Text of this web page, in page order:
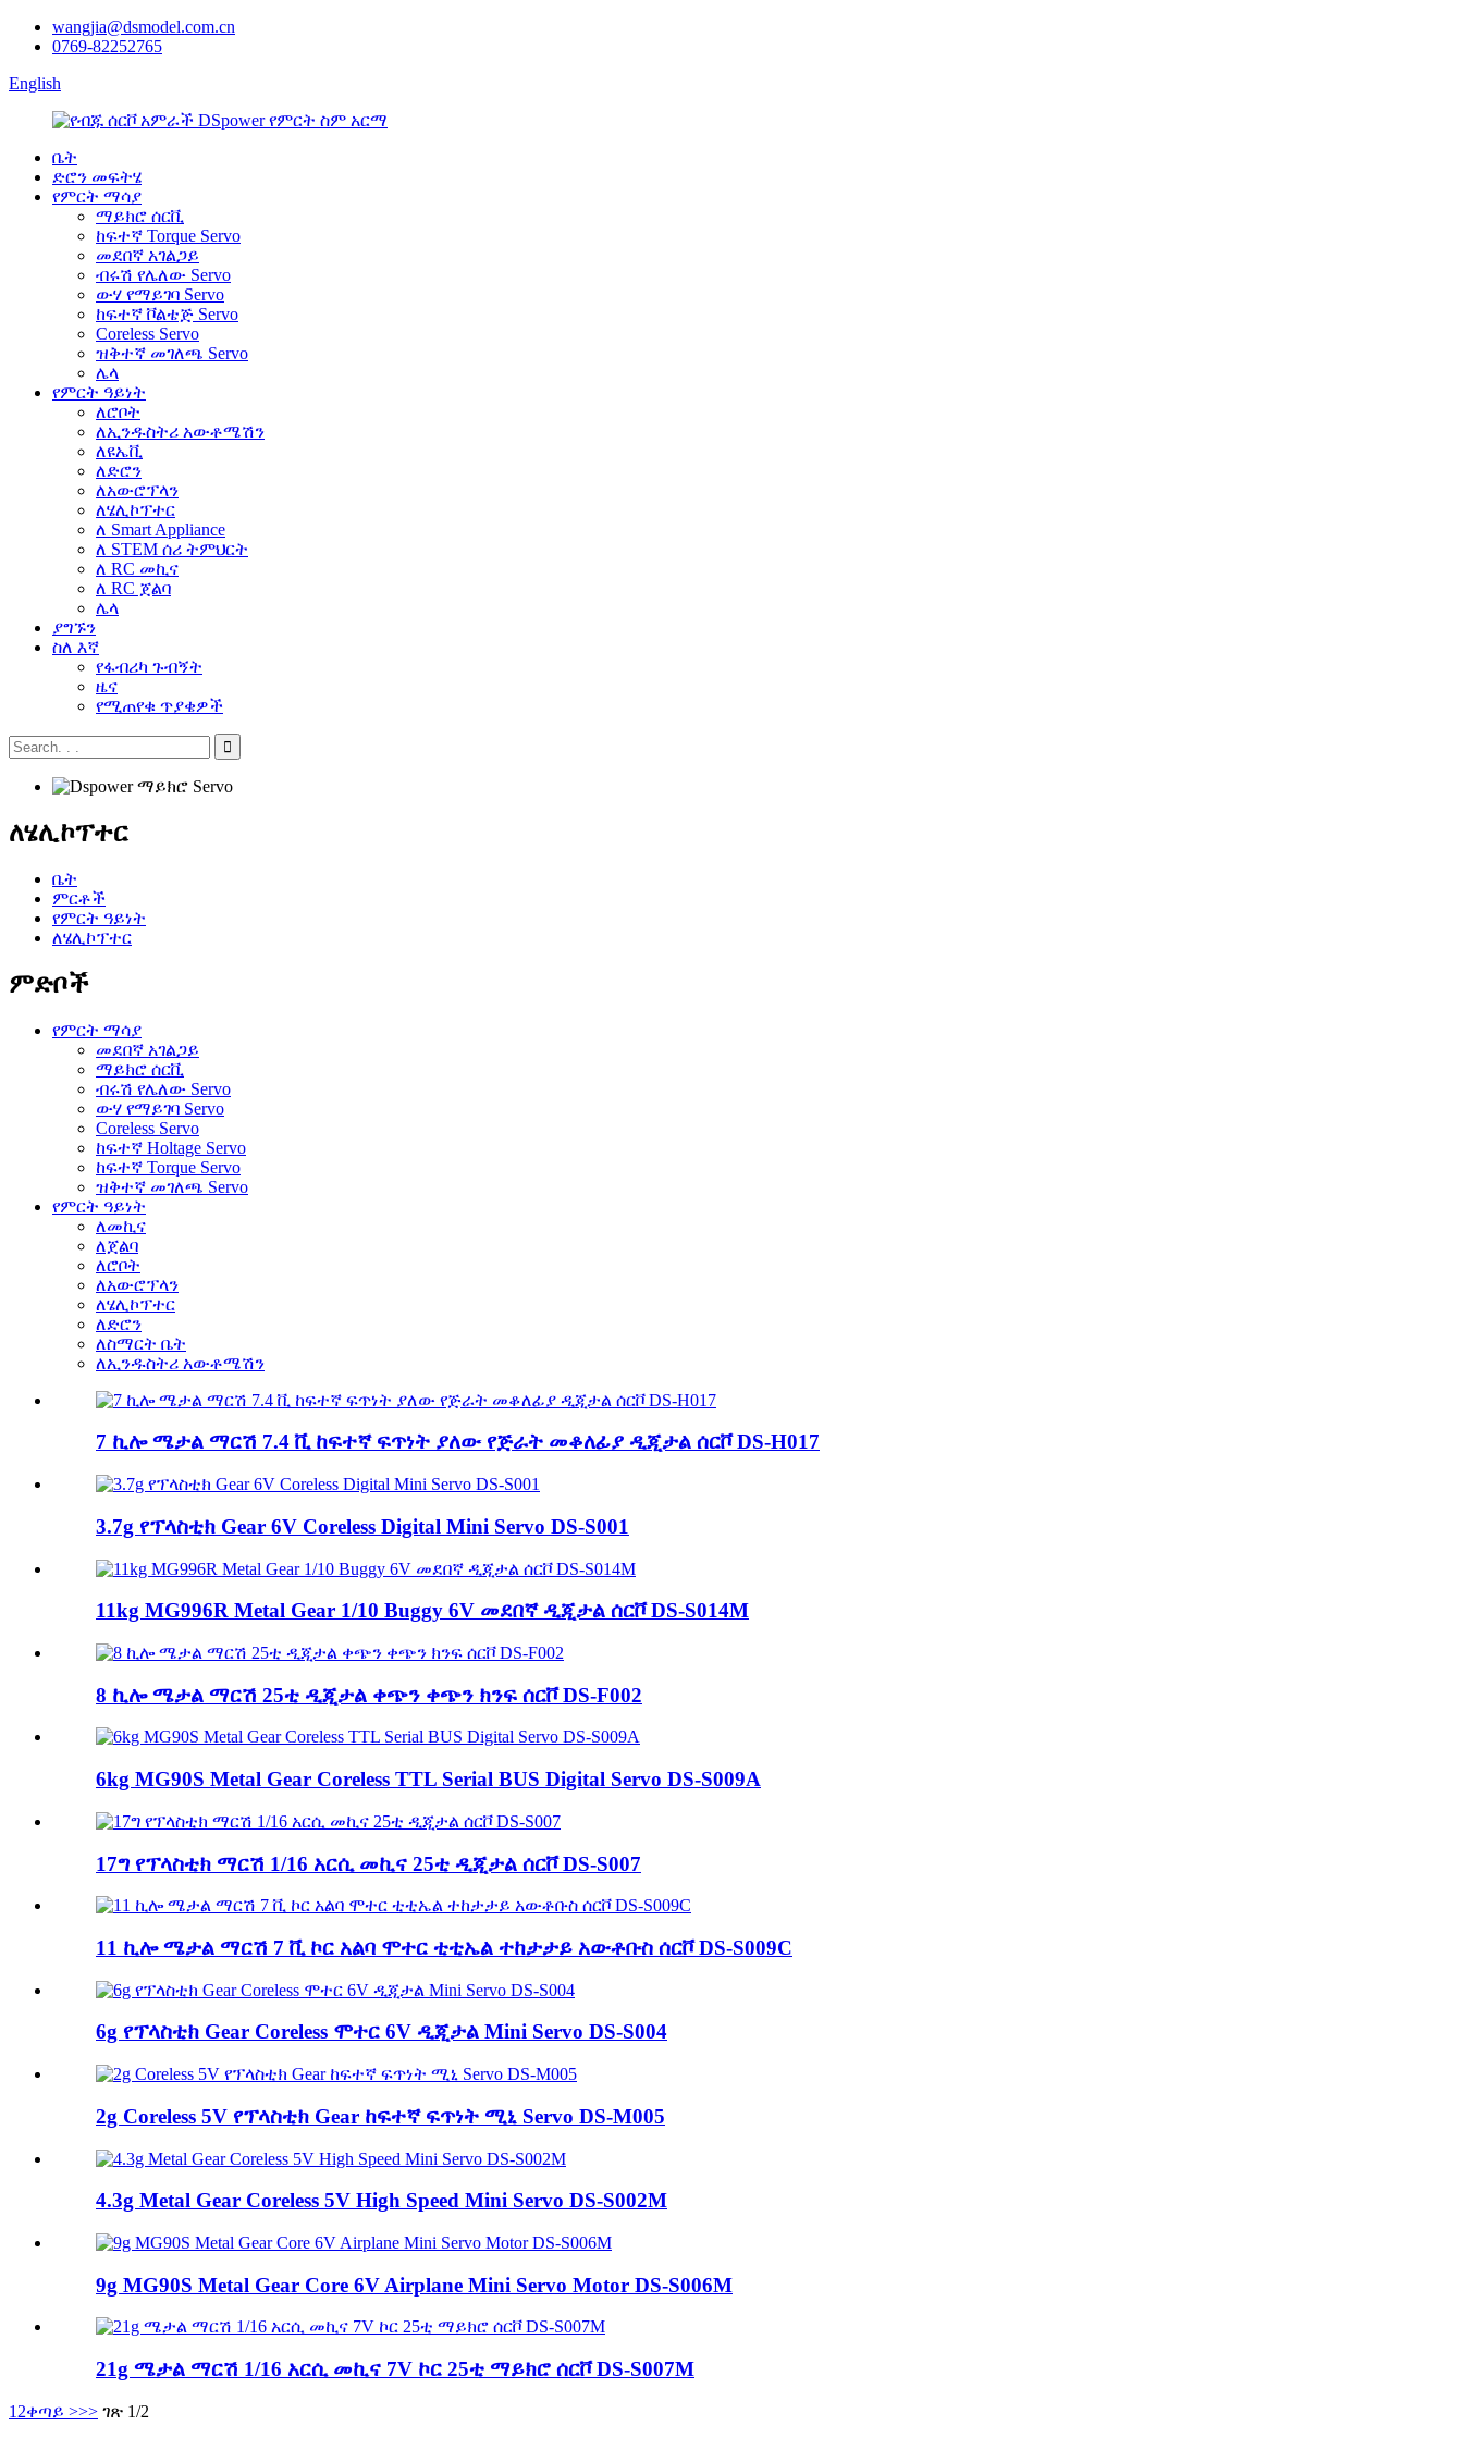
wangjia@dsmodel.com.cn
0769-82252765
English
ቤት
ድሮን መፍትሄ
የምርት ማሳያ
ማይክሮ ሰርቪ
ከፍተኛ Torque Servo
መደበኛ አገልጋይ
ብሩሽ የሌለው Servo
ውሃ የማይገባ Servo
ከፍተኛ ቮልቴጅ Servo
Coreless Servo
ዝቅተኛ መገለጫ Servo
ሌላ
የምርት ዓይነት
ለሮቦት
ለኢንዱስትሪ አውቶሜሽን
ለዩኤቪ
ለድሮን
ለአውሮፕላን
ለሄሊኮፕተር
ለ Smart Appliance
ለ STEM ሰሪ ትምህርት
ለ RC መኪና
ለ RC ጀልባ
ሌላ
ያግኙን
ስለ እኛ
የፋብሪካ ጉብኝት
ዜና
የሚጠየቁ ጥያቄዎች
ለሄሊኮፕተር
ቤት
ምርቶች
የምርት ዓይነት
ለሄሊኮፕተር
ምድቦች
የምርት ማሳያ
መደበኛ አገልጋይ
ማይክሮ ሰርቪ
ብሩሽ የሌለው Servo
ውሃ የማይገባ Servo
Coreless Servo
ከፍተኛ Holtage Servo
ከፍተኛ Torque Servo
ዝቅተኛ መገለጫ Servo
የምርት ዓይነት
ለመኪና
ለጀልባ
ለሮቦት
ለአውሮፕላን
ለሄሊኮፕተር
ለድሮን
ለስማርት ቤት
ለኢንዱስትሪ አውቶሜሽን
7 ኪሎ ሜታል ማርሽ 7.4 ቪ ከፍተኛ ፍጥነት ያለው የጅራት መቆለፊያ ዲጂታል ሰርቮ DS-H017
3.7g የፕላስቲክ Gear 6V Coreless Digital Mini Servo DS-S001
11kg MG996R Metal Gear 1/10 Buggy 6V መደበኛ ዲጂታል ሰርቮ DS-S014M
8 ኪሎ ሜታል ማርሽ 25ቲ ዲጂታል ቀጭን ቀጭን ክንፍ ሰርቮ DS-F002
6kg MG90S Metal Gear Coreless TTL Serial BUS Digital Servo DS-S009A
17ግ የፕላስቲክ ማርሽ 1/16 አርሲ መኪና 25ቲ ዲጂታል ሰርቮ DS-S007
11 ኪሎ ሜታል ማርሽ 7 ቪ ኮር አልባ ሞተር ቲቲኤል ተከታታይ አውቶቡስ ሰርቮ DS-S009C
6g የፕላስቲክ Gear Coreless ሞተር 6V ዲጂታል Mini Servo DS-S004
2g Coreless 5V የፕላስቲክ Gear ከፍተኛ ፍጥነት ሚኒ Servo DS-M005
4.3g Metal Gear Coreless 5V High Speed ​​Mini Servo DS-S002M
9g MG90S Metal Gear Core 6V Airplane Mini Servo Motor DS-S006M
21g ሜታል ማርሽ 1/16 አርሲ መኪና 7V ኮር 25ቲ ማይክሮ ሰርቮ DS-S007M
1 2ቀጣይ >>> ገጽ 1/2